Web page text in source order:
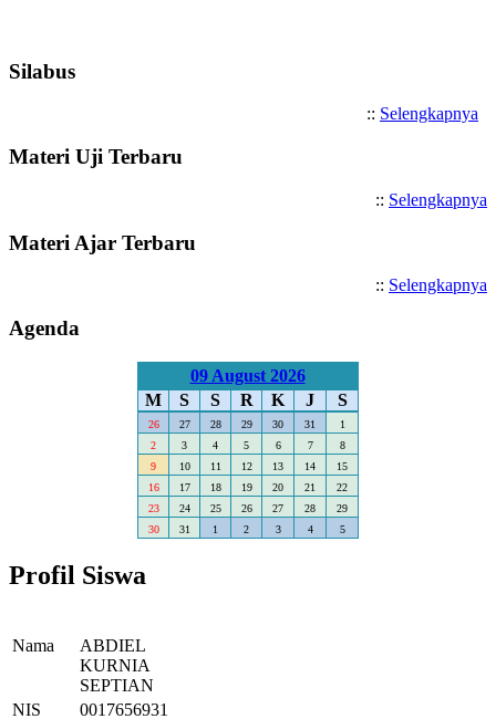
Silabus
:: Selengkapnya
Materi Uji Terbaru
:: Selengkapnya
Materi Ajar Terbaru
:: Selengkapnya
Agenda
09 August 2026
M
S S R K J S
26 27 28 29 30 31
1
2
3 4 5 6 7
8
9
10 11 12 13 14
15
16
17 18 19 20 21
22
23
24 25 26 27 28
29
30
31 1 2 3 4 5
Profil Siswa
Nama
ABDIEL
KURNIA
SEPTIAN
NIS
0017656931